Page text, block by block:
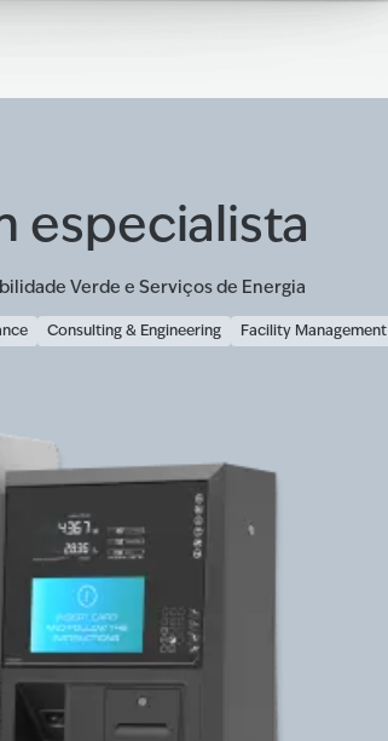
especialista
Verde e Serviços de Energia
Consulting & Engineering
Facility Management